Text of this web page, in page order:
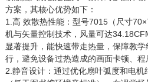
方案，其核心优势如下：
1.高 效散热性能：型号7015（尺寸
机与矢量控制技术，风量可达
显著提升，能快速带走热量，保障教
行，避免设备过热造成的画面卡顿、程
2.静音设计：通过优化扇叶弧度和电